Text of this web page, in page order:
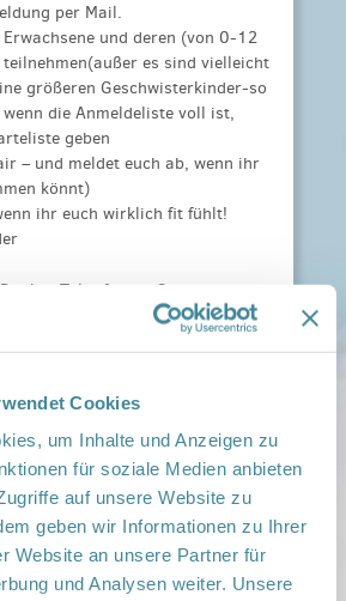
Cookies
um Inhalte und Anzeigen zu
für soziale Medien anbieten
auf unsere Website zu
geben wir Informationen zu Ihrer
Website an unsere Partner für
und Analysen weiter. Unsere
per Mail.
und deren (von 0-12
es sind vielleicht
größeren Geschwisterkinder-so
die Anmeldeliste voll ist,
geben
– und meldet euch ab, wenn ihr
könnt)
ihr euch wirklich fit fühlt!
Taler für die Spendenbox.
Familienflyer-BER-2025
Kinder Barnim Süd, Berliner
Bernau
anzeigen